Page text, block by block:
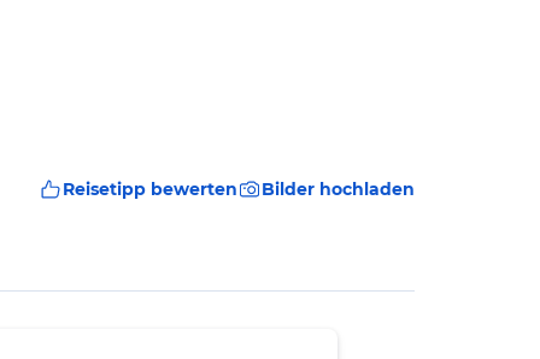
Reisetipp bewerten Bilder hochladen